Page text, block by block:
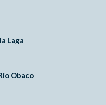
Laga
Obaco